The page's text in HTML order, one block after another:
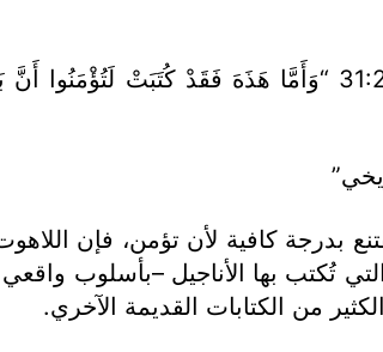
“بيان القصد الآخر الوحيد في الأنجيل يأتي في
كافية لأن تؤمن، فإن
تُكتب بها الأناجيل –بأسلوب
من الكتابات القديمة الآخري.